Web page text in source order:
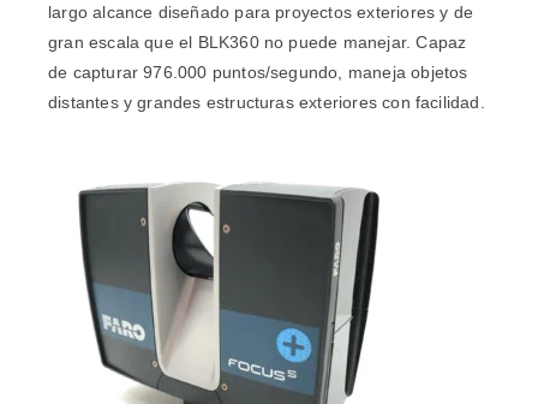
largo alcance diseñado para proyectos exteriores y de
gran escala que el BLK360 no puede manejar. Capaz
de capturar 976.000 puntos/segundo, maneja objetos
distantes y grandes estructuras exteriores con facilidad.